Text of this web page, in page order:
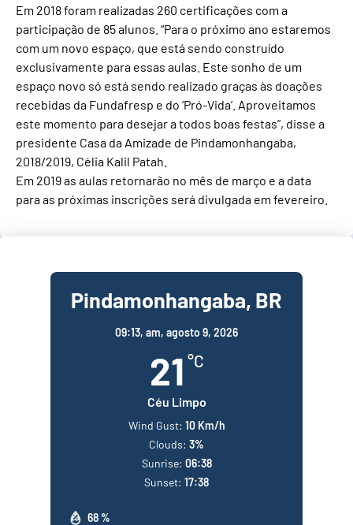
Em 2018 foram realizadas 260 certificações com a
participação de 85 alunos. “Para o próximo ano estaremos
com um novo espaço, que está sendo construído
exclusivamente para essas aulas. Este sonho de um
espaço novo só está sendo realizado graças às doações
recebidas da Fundafresp e do ‘Pró-Vida’. Aproveitamos
este momento para desejar a todos boas festas”, disse a
presidente Casa da Amizade de Pindamonhangaba,
2018/2019, Célia Kalil Patah.
Em 2019 as aulas retornarão no mês de março e a data
para as próximas inscrições será divulgada em fevereiro.
Pindamonhangaba, BR
09:13, am, agosto 9, 2026
21 °C
Céu Limpo
68 %
Wind Gust: 10 Km/h
Clouds: 3%
Sunrise: 06:38
Sunset: 17:38